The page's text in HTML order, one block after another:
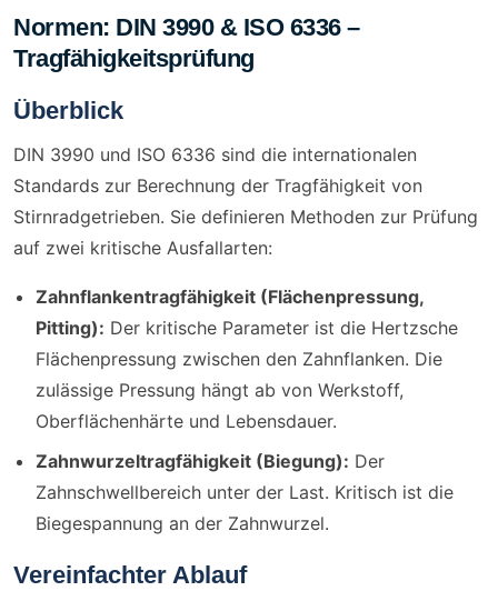
Normen: DIN 3990 & ISO 6336 –
Tragfähigkeitsprüfung
Überblick
DIN 3990 und ISO 6336 sind die internationalen
Standards zur Berechnung der Tragfähigkeit von
Stirnradgetrieben. Sie definieren Methoden zur Prüfung
auf zwei kritische Ausfallarten:
Zahnflankentragfähigkeit (Flächenpressung,
Pitting): Der kritische Parameter ist die Hertzsche
Flächenpressung zwischen den Zahnflanken. Die
zulässige Pressung hängt ab von Werkstoff,
Oberflächenhärte und Lebensdauer.
Zahnwurzeltragfähigkeit (Biegung): Der
Zahnschwellbereich unter der Last. Kritisch ist die
Biegespannung an der Zahnwurzel.
Vereinfachter Ablauf